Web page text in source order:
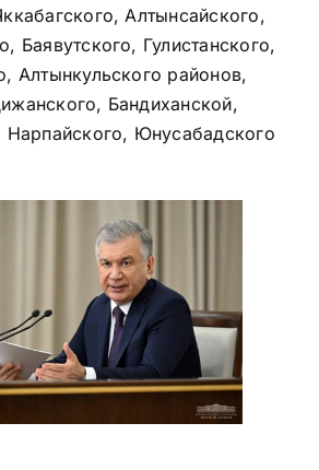
Алтынсайского,
Баявутского, Гулистанского,
Алтынкульского районов,
Бандиханской,
Нарпайского, Юнусабадского